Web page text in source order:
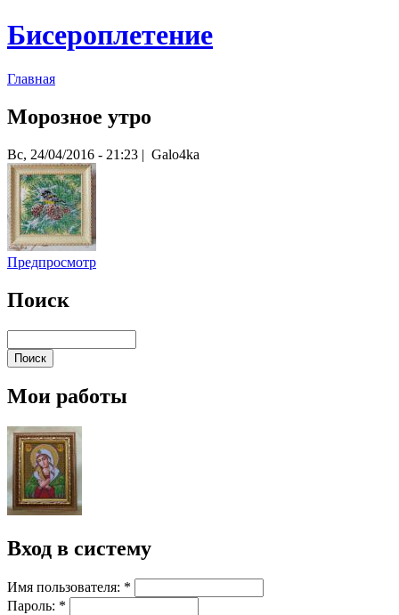
Бисероплетение
Главная
Морозное утро
Вс, 24/04/2016 - 21:23 | Galo4ka
Предпросмотр
Поиск
Мои работы
Вход в систему
Имя пользователя: *
Пароль: *